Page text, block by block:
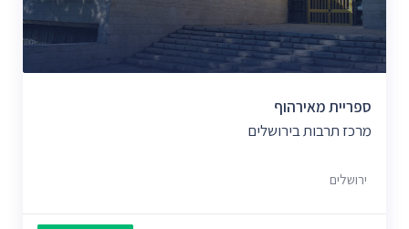
ספריית מאירהוף
מרכז תרבות בירושלים
ירושלים